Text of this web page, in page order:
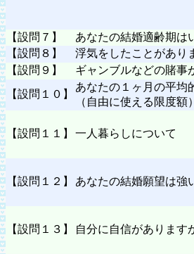
【設問７】
あなたの結婚適齢期は
【設問８】
浮気をしたことがあり
【設問９】
ギャンブルなどの賭事
【設問１０】
あなたの１ヶ月の平均
（自由に使える限度
【設問１１】 一人暮らしについて
【設問１２】 あなたの結婚願望は強
【設問１３】 自分に自信があります